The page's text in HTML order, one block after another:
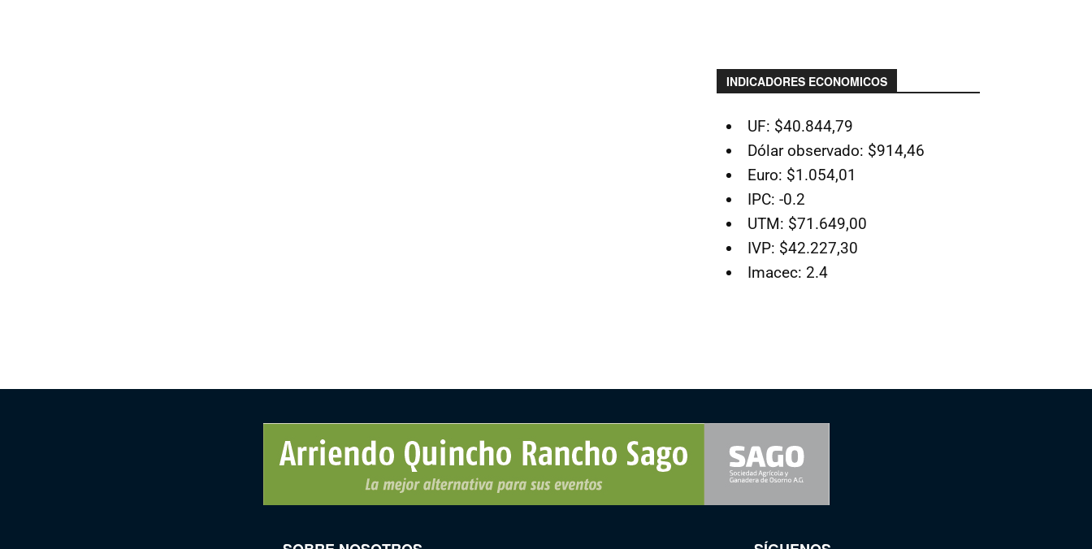
INDICADORES ECONOMICOS
UF: $40.844,79
Dólar observado: $914,46
Euro: $1.054,01
IPC: -0.2
UTM: $71.649,00
IVP: $42.227,30
Imacec: 2.4